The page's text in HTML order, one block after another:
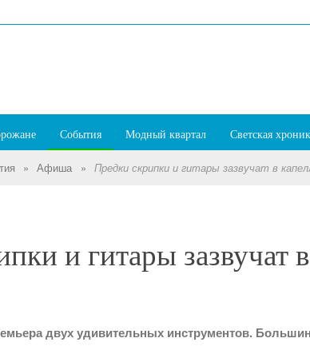
События Модный квартал Светская
» Афиша » Предки скрипки и гитары зазвучат в
и гитары зазвучат
двух удивительных инструментов.